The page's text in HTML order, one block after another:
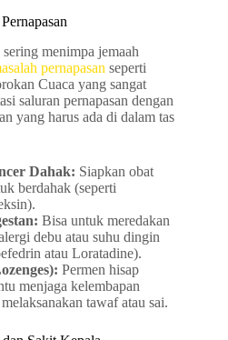
menimpa jemaah
pernapasan seperti
Cuaca yang sangat
saluran pernapasan dengan
yang harus ada di dalam tas
Dahak: Siapkan obat
berdahak (seperti
Bisa untuk meredakan
debu atau suhu dingin
atau Loratadine).
Permen hisap
menjaga kelembapan
tawaf atau sai.